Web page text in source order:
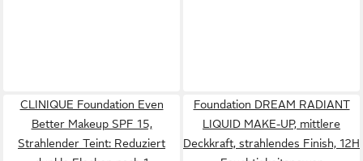
CLINIQUE Foundation Even
Better Makeup SPF 15,
Strahlender Teint: Reduziert
Foundation DREAM RADIANT
LIQUID MAKE-UP, mittlere
Deckkraft, strahlendes Finish, 12H